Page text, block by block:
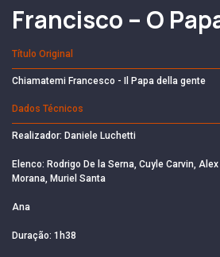
Francisco – O
Título Original
Chiamatemi Francesco - Il Papa della gente
Dados Técnicos
Realizador: Daniele Luchetti
Elenco: Rodrigo De la Serna, Cuyle Carvin,
Morana, Muriel Santa
Ana
Duração: 1h38